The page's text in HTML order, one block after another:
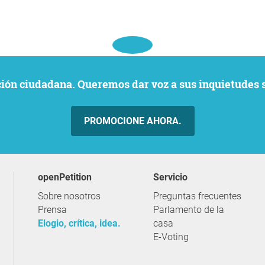
ciudadana. Queremos dar voz a sus
PROMOCIONE AHORA.
openPetition
Sobre nosotros
Prensa
Elogio, crítica, idea.
servicio
Preguntas frecuentes
Parlamento de la
casa
E-Voting